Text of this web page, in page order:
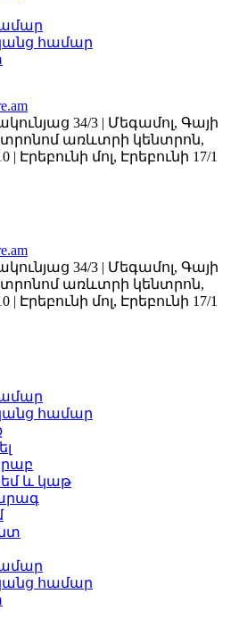
համար
34/3 | Մեգամոլ, Գայի
առևտրի կենտրոն,
Էրեբունի մոլ, Էրեբունի 17/1
34/3 | Մեգամոլ, Գայի
առևտրի կենտրոն,
Էրեբունի մոլ, Էրեբունի 17/1
համար
և կաթ
համար